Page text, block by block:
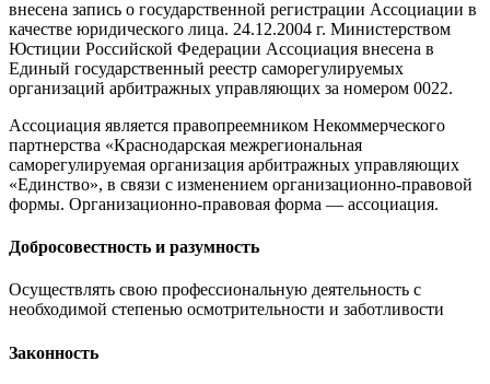
внесена запись о государственной регистрации Ассоциации в
качестве юридического лица. 24.12.2004 г. Министерством
Юстиции Российской Федерации Ассоциация внесена в
Единый государственный реестр саморегулируемых
организаций арбитражных управляющих за номером 0022.
Ассоциация является правопреемником Некоммерческого
партнерства «Краснодарская межрегиональная
саморегулируемая организация арбитражных управляющих
«Единство», в связи с изменением организационно-правовой
формы. Организационно-правовая форма — ассоциация.
Добросовестность и разумность
Осуществлять свою профессиональную деятельность с
необходимой степенью осмотрительности и заботливости
Законность